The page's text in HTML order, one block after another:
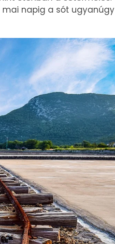
mai napig a sót ugyanúgy